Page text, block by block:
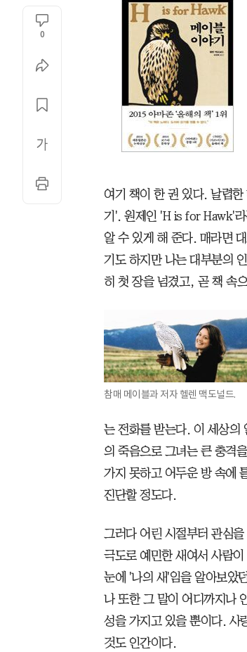
0
여기 책이 한 권 있다. 날렵
기'. 원제인 'H is for Hawk'라
알 수 있게 해 준다. 매라면
기도 하지만 나는 대부분의
히 첫 장을 넘겼고, 곧 책 속
참매 메이블과 저자 헬렌 맥도널드.
는 전화를 받는다. 이 세상의
의 죽음으로 그녀는 큰 충격
가지 못하고 어두운 방 속에
진단할 정도다.
그러다 어린 시절부터 관심
극도로 예민한 새여서 사람
눈에 '나의 새'임을 알아보았
나 또한 그 말이 어디까지나
성을 가지고 있을 뿐이다. 사
것도 인간이다.